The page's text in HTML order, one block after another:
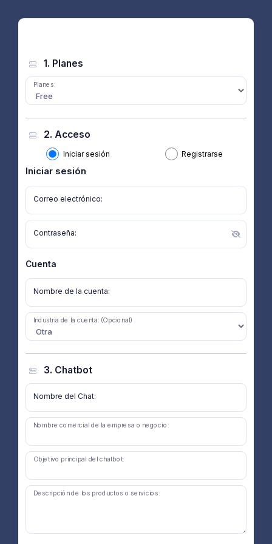
1. Planes
Planes:
2. Acceso
Iniciar sesión Registrarse
Iniciar sesión
Correo electrónico:
Contraseña:
Cuenta
Nombre de la cuenta:
Industria de la cuenta: (Opcional)
3. Chatbot
Nombre del Chat:
Nombre comercial de la empresa o negocio:
Objetivo principal del chatbot:
Descripción de los productos o servicios: